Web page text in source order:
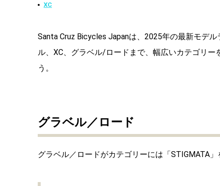
XC
Santa Cruz Bicycles Japanは、2025年の最新モデ
ル、XC、グラベル/ロードまで、幅広いカテゴリ
う。
グラベル／ロード
グラベル／ロードがカテゴリーには「STIGMATA